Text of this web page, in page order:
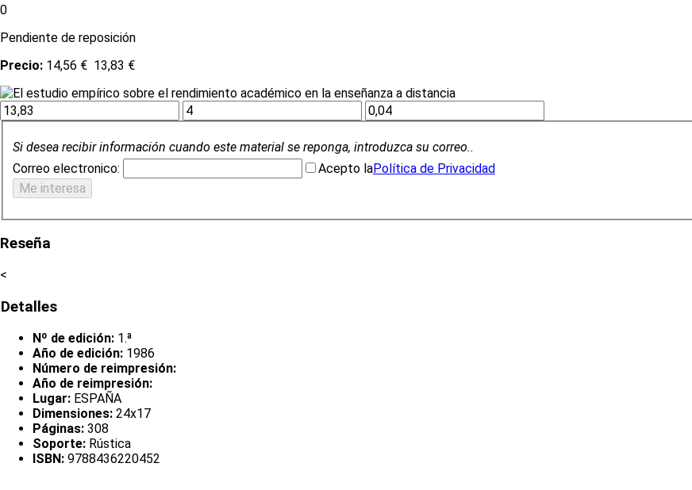
0
Pendiente de reposición
Precio: 14,56 € 13,83 €
Si desea recibir información cuando este material se reponga, introduzca su correo..
Correo electronico:
Acepto laPolítica de Privacidad
Reseña
<
Detalles
Nº de edición: 1.ª
Año de edición: 1986
Número de reimpresión:
Año de reimpresión:
Lugar: ESPAÑA
Dimensiones: 24x17
Páginas: 308
Soporte: Rústica
ISBN: 9788436220452